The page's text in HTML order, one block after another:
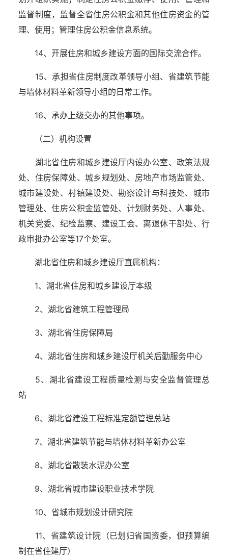
监督制度，监督全省住房公积金和其他住房资金的管
理、使用；管理住房公积金信息系统。
14、开展住房和城乡建设方面的国际交流合作。
15、承担省住房制度改革领导小组、省建筑节能
与墙体材料革新领导小组的日常工作。
16、承办上级交办的其他事项。
（二）机构设置
湖北省住房和城乡建设厅内设办公室、政策法规
处、住房保障处、城乡规划处、房地产市场监管处、
城市建设处、村镇建设处、勘察设计与科技处、城市
管理处、住房公积金监管处、计划财务处、人事处、
机关党委、纪检监察、建设工会、离退休干部处、行
政审批办公室等17个处室。
湖北省住房和城乡建设厅直属机构：
1、湖北省住房和城乡建设厅本级
2、湖北省建筑工程管理局
3、湖北省住房保障局
4、湖北省住房和城乡建设厅机关后勤服务中心
5、湖北省建设工程质量检测与安全监督管理总
站
6、湖北省建设工程标准定额管理总站
7、湖北省建筑节能与墙体材料革新办公室
8、湖北省散装水泥办公室
9、湖北省城市建设职业技术学院
10、省城市规划设计研究院
11、省建筑设计院（已划归省国资委，但预算编
制在省住建厅）